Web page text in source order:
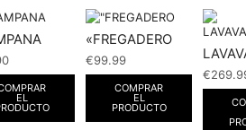
EL
«FREGADERO
€99.99
COMPRAR
EL
PRODUCTO
€